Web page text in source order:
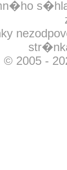
© 2005 -